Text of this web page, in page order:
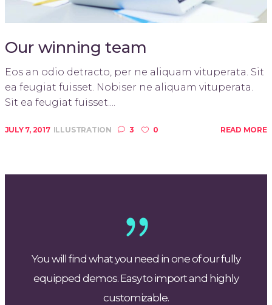
Our winning team
Eos an odio detracto, per ne aliquam vituperata. Sit
ea feugiat fuisset. Nobiser ne aliquam vituperata.
Sit ea feugiat fuisset....
JULY 7, 2017 ILLUSTRATION 3 0 READ MORE
You will find what you need in one of our fully
equipped demos. Easy to import and highly
customizable.